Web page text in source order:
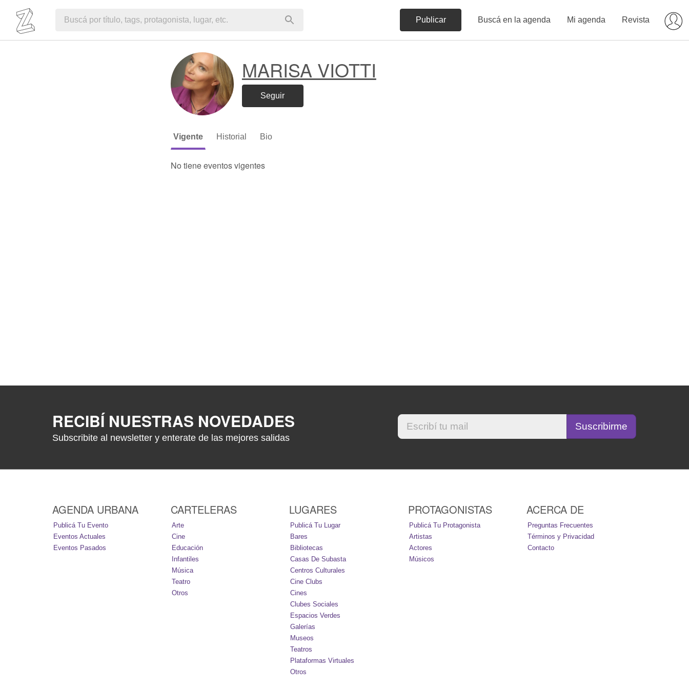
Publicar Buscá en la agenda Mi agenda Revista
MARISA VIOTTI
Seguir
Vigente Historial Bio
No tiene eventos vigentes
RECIBÍ NUESTRAS NOVEDADES
Subscribite al newsletter y enterate de las mejores salidas
AGENDA URBANA
Publicá Tu Evento
Eventos Actuales
Eventos Pasados
CARTELERAS
Arte
Cine
Educación
Infantiles
Música
Teatro
Otros
LUGARES
Publicá Tu Lugar
Bares
Bibliotecas
Casas De Subasta
Centros Culturales
Cine Clubs
Cines
Clubes Sociales
Espacios Verdes
Galerías
Museos
Teatros
Plataformas Virtuales
Otros
PROTAGONISTAS
Publicá Tu Protagonista
Artistas
Actores
Músicos
ACERCA DE
Preguntas Frecuentes
Términos y Privacidad
Contacto